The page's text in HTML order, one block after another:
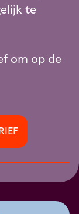
te
om op de